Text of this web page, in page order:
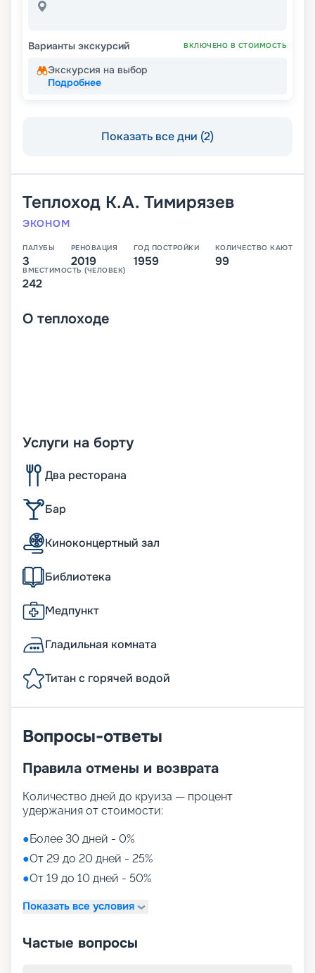
Варианты экскурсий ВКЛЮЧЕНО В СТОИМОСТЬ
Экскурсия на выбор
Подробнее
Показать все дни (2)
Теплоход К.А. Тимирязев
ЭКОНОМ
ПАЛУБЫ
3
РЕНОВАЦИЯ
2019
ГОД ПОСТРОЙКИ
1959
КОЛИЧЕСТВО КАЮТ
99
ВМЕСТИМОСТЬ (ЧЕЛОВЕК)
242
О теплоходе
Услуги на борту
Два ресторана
Бар
Киноконцертный зал
Библиотека
Медпункт
Гладильная комната
Титан с горячей водой
Вопросы-ответы
Правила отмены и возврата
Количество дней до круиза — процент
удержания от стоимости:
●Более 30 дней - 0%
●От 29 до 20 дней - 25%
●От 19 до 10 дней - 50%
Показать все условия
Частые вопросы